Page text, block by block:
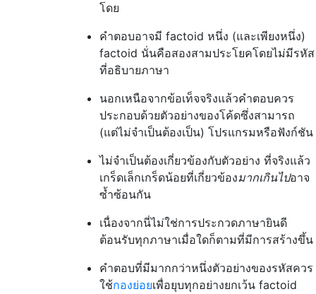
โดย
คำตอบอาจมี factoid หนึ่ง (และเพียงหนึ่ง)
factoid นั่นคือสองสามประโยคโดยไม่มีรหัส
ที่อธิบายภาษา
นอกเหนือจากข้อเท็จจริงแล้วคำตอบควร
ประกอบด้วยตัวอย่างของโค้ดซึ่งสามารถ
(แต่ไม่จำเป็นต้องเป็น) โปรแกรมหรือฟังก์ชัน
ไม่จำเป็นต้องเกี่ยวข้องกับตัวอย่าง ที่จริงแล้ว
เกร็ดเล็กเกร็ดน้อยที่เกี่ยวข้องมากเกินไปอาจ
ซ้ำซ้อนกัน
เนื่องจากนี่ไม่ใช่การประกวดภาษายินดี
ต้อนรับทุกภาษาเมื่อใดก็ตามที่มีการสร้างขึ้น
คำตอบที่มีมากกว่าหนึ่งตัวอย่างของรหัสควร
ใช้กองย่อยเพื่อยุบทุกอย่างยกเว้น factoid